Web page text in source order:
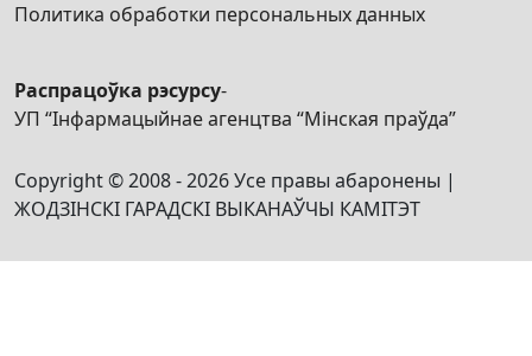
Политика обработки персональных данных
Распрацоўка рэсурсу-
УП “Інфармацыйнае агенцтва “Мінская праўда”
Copyright © 2008 - 2026 Усе правы абаронены |
ЖОДЗІНСКІ ГАРАДСКІ ВЫКАНАЎЧЫ КАМІТЭТ